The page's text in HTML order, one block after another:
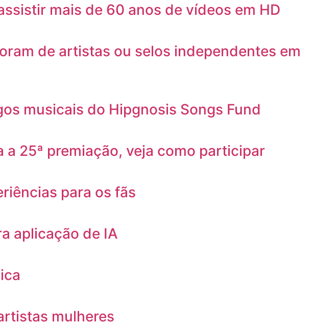
mais de 60 anos de vídeos em HD
de artistas ou selos independentes em
musicais do Hipgnosis Songs Fund
25ª premiação, veja como participar
para os fãs
aplicação de IA
mulheres